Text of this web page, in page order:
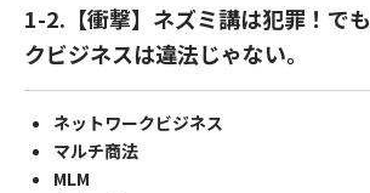
1-2.【衝撃】ネズミ講は犯罪！で
クビジネスは違法じゃない。
ネットワークビジネス
マルチ商法
MLM